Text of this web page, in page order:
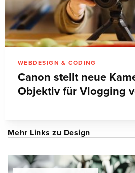
WEBDESIGN & CODING
Canon stellt neue
Objektiv für Vlogging
Mehr Links zu Design